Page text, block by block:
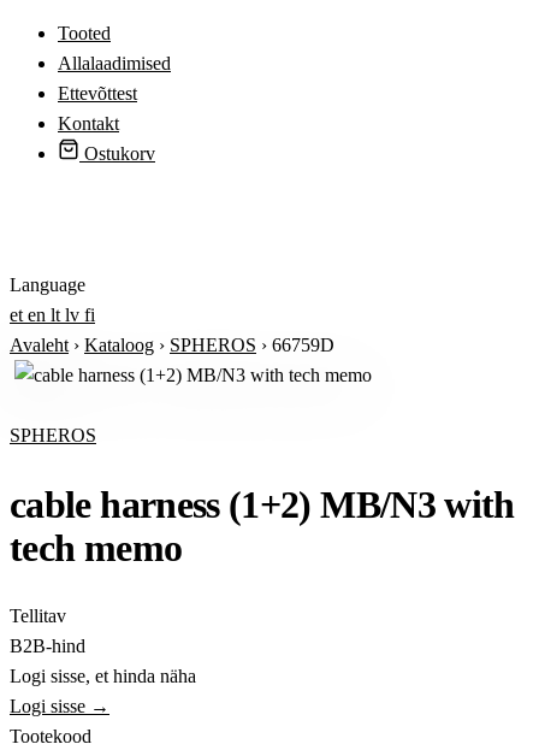
Tooted
Allalaadimised
Ettevõttest
Kontakt
Ostukorv
Language
et en lt lv fi
Avaleht › Kataloog › SPHEROS › 66759D
SPHEROS
cable harness (1+2) MB/N3 with
tech memo
Tellitav
B2B-hind
Logi sisse, et hinda näha
Logi sisse →
Tootekood